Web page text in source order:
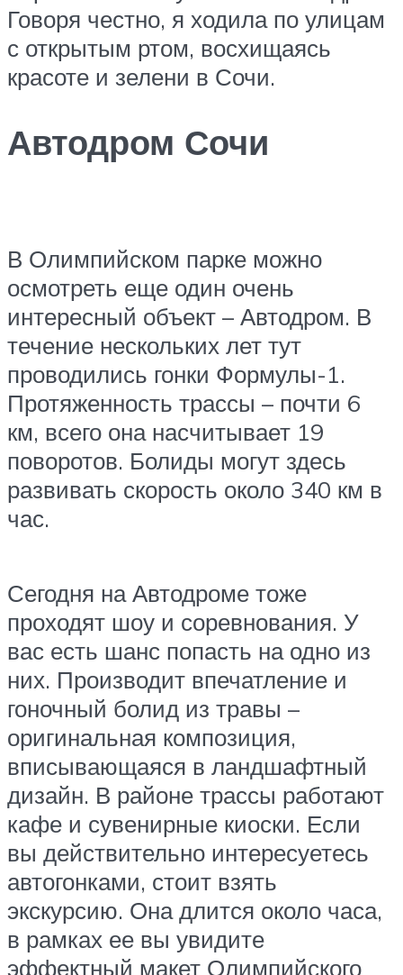
Говоря честно, я ходила по улицам
с открытым ртом, восхищаясь
красоте и зелени в Сочи.
Автодром Сочи
В Олимпийском парке можно
осмотреть еще один очень
интересный объект – Автодром. В
течение нескольких лет тут
проводились гонки Формулы-1.
Протяженность трассы – почти 6
км, всего она насчитывает 19
поворотов. Болиды могут здесь
развивать скорость около 340 км в
час.
Сегодня на Автодроме тоже
проходят шоу и соревнования. У
вас есть шанс попасть на одно из
них. Производит впечатление и
гоночный болид из травы –
оригинальная композиция,
вписывающаяся в ландшафтный
дизайн. В районе трассы работают
кафе и сувенирные киоски. Если
вы действительно интересуетесь
автогонками, стоит взять
экскурсию. Она длится около часа,
в рамках ее вы увидите
эффектный макет Олимпийского